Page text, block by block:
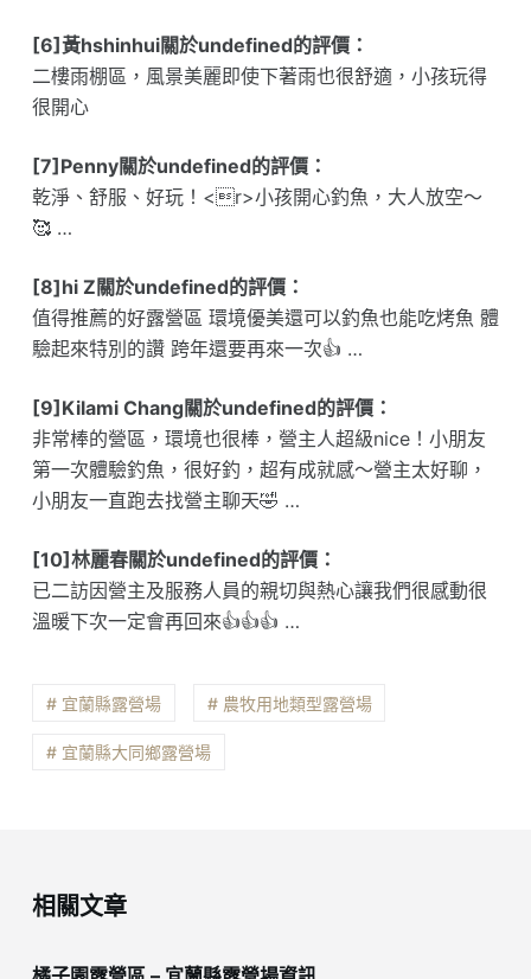
[6]黃hshinhui關於undefined的評價：
二樓雨棚區，風景美麗即使下著雨也很舒適，小孩玩得
很開心
[7]Penny關於undefined的評價：
乾淨、舒服、好玩！<r>小孩開心釣魚，大人放空～
🥰 …
[8]hi Z關於undefined的評價：
值得推薦的好露營區 環境優美還可以釣魚也能吃烤魚 體
驗起來特別的讚 跨年還要再來一次👍 …
[9]Kilami Chang關於undefined的評價：
非常棒的營區，環境也很棒，營主人超級nice！小朋友
第一次體驗釣魚，很好釣，超有成就感～營主太好聊，
小朋友一直跑去找營主聊天🤣 …
[10]林麗春關於undefined的評價：
已二訪因營主及服務人員的親切與熱心讓我們很感動很
溫暖下次一定會再回來👍👍👍 …
# 宜蘭縣露營場 # 農牧用地類型露營場
# 宜蘭縣大同鄉露營場
相關文章